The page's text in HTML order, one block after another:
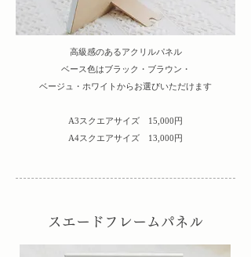
高級感のあるアクリルパネル
​ベース色はブラック・ブラウン・
ベージュ・ホワイトからお選びいただけます
A3スクエアサイズ 15,000円
A4スクエアサイズ 13,000円
スエードフレームパネル